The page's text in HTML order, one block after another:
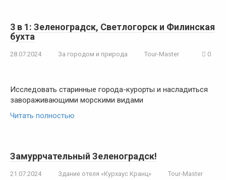
3 в 1: Зеленоградск, Светлогорск и Филинская
бухта
28.07.2024 За городом и природа Tour-Master 0
Исследовать старинные города-курорты и насладиться
завораживающими морскими видами
Читать полностью
Замуррчательный Зеленоградск!
21.07.2024 Здание отеля «Курхаус Кранц»
Tour-Master